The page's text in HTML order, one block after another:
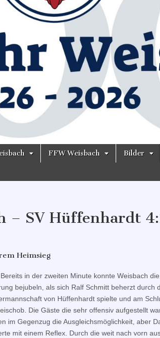
FFW Weisbach Bilder
– SV Hüffenhardt
Heimsieg
in der zweiten Minute konnte Weisbach
bejubeln, als sich Ralf Schmitt beherzt durch
von Hüffenhardt spielte und am
Die Gäste die sehr offensiv aufgestellt
im Gegenzug die Ausgleichsmöglichkeit, aber
mit einem Reflex. Durch die weit nach vorn